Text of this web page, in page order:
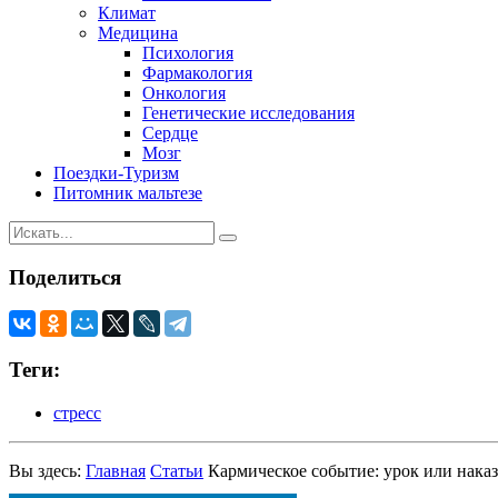
Климат
Медицина
Психология
Фармакология
Онкология
Генетические исследования
Сердце
Мозг
Поездки-Туризм
Питомник мальтезе
Поделиться
Теги:
стресс
Вы здесь: Главная Статьи Кармическое событие: урок или